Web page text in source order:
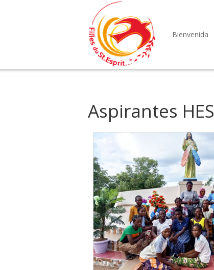
Bienvenida
Aspirantes HES